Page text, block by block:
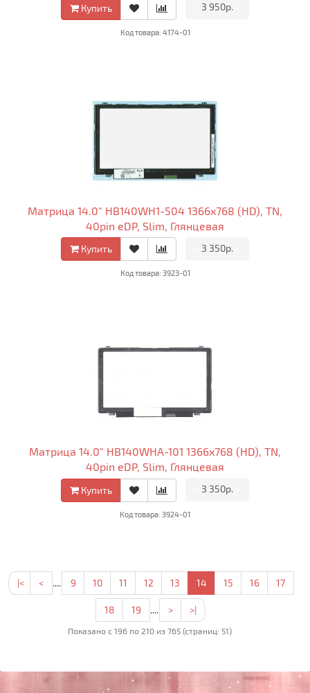
Купить 3 950р.
Код товара: 4174-01
Матрица 14.0" HB140WH1-504 1366x768 (HD), TN,
40pin eDP, Slim, Глянцевая
Купить 3 350р.
Код товара: 3923-01
Матрица 14.0" HB140WHA-101 1366x768 (HD), TN,
40pin eDP, Slim, Глянцевая
Купить 3 350р.
Код товара: 3924-01
|< < .... 9 10 11 12 13 14 15 16 17
18 19 .... > >|
Показано с 196 по 210 из 765 (страниц: 51)